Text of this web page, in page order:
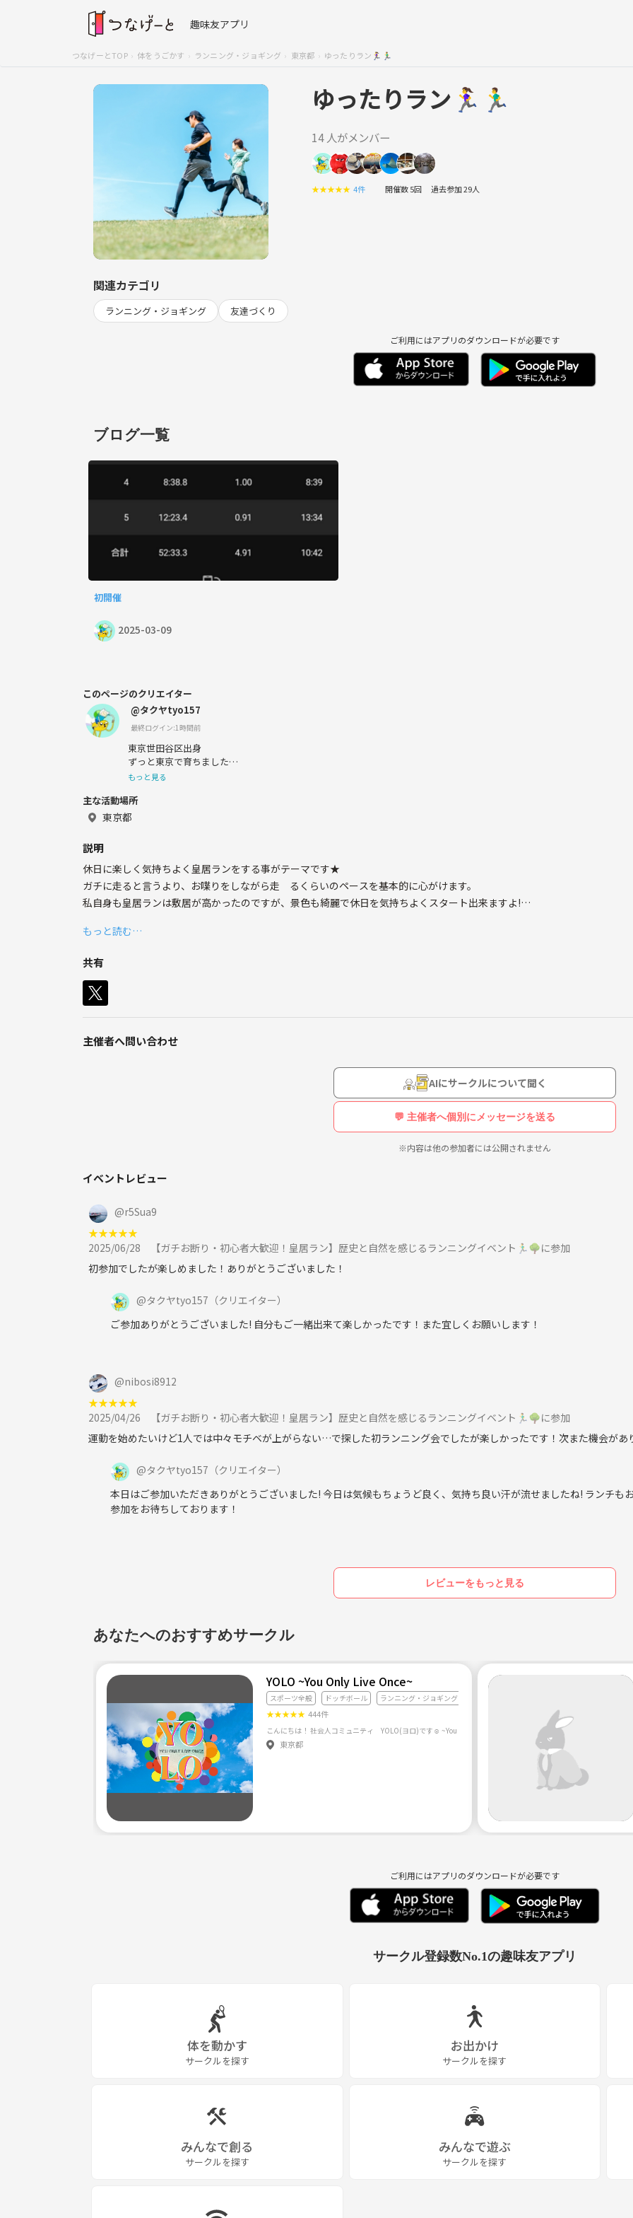
趣味友アプリ
つなげーとTOP 体をうごかす ランニング・ジョギング 東京都 ゆったりラン🏃‍♀️🏃‍♂️
ゆったりラン🏃‍♀️🏃‍♂️
14 人がメンバー
★★★★★ 4件 開催数 5回 過去参加 29人
関連カテゴリ
ランニング・ジョギング 友達づくり
ご利用にはアプリのダウンロードが必要です
ブログ一覧
初開催
2025-03-09
このページのクリエイター
@タクヤtyo157
最終ログイン:1時間前
東京世田谷区出身
ずっと東京で育ちました
都会も自然も好きで好奇心旺盛なタイプです
ロ走ってます🏃
登山イベントの後に1人ハーフマラソン大会したり、フットサルし
◎好きな事
★スポーツ系
◯ハイキング＆低山登山
ZORN、masato hayashi、IO、keiju、ブッダブランド等々
スチャー、ロック系のバンドやpopsやcitypop、jazzも好きで多
◯マンガ、アニメ
◯歴史（幕末。特に新撰組）
◯アート（写真やイラスト、日本画）
◯ファッション
◯海
◯語る事
◯国家資格キャリアコンサルタントに関する学習や知識
もっと見る
主な活動場所
東京都
説明
休日に楽しく気持ちよく皇居ランをする事がテーマです★
ガチに走ると言うより、お喋りをしながら走 るくらいのペースを基本的に心がけます。
私自身も皇居ランは敷居が高かったのですが、景色も綺麗で休日を気持ちよくスタート出来ますよ!
・皇居ランを体験してみたい方
・ランニング好きな知り合いを増やしたい方
等の方に是非ご参加をお待ちしてます！
基本的には参加者の体力によって合わせたいと思いますが、体力が低い方に合わせて休憩や歩く形に柔軟に対応したいと
いです！
私自身は1人でランニングをしていましたが、誰かと緩くランニングする楽しみを知り、広げていきたいと思い活動を思い立
まずは皇居ランを企画していきますが、活動期間が増えてきたら色々企画していきたいと考えています!
もっと読む…
共有
主催者へ問い合わせ
AIにサークルについて聞く
💬 主催者へ個別にメッセージを送る
※内容は他の参加者には公開されません
イベントレビュー
@r5Sua9
★★★★★
2025/06/28
【ガチお断り・初心者大歓迎！皇居ラン】歴史と自然を感じるランニングイベント🏃‍♂️🌳に参加
初参加でしたが楽しめました！ありがとうございました！
@タクヤtyo157 （クリエイター）
ご参加ありがとうございました! 自分もご一緒出来て楽しかったです！また宜しくお願いします！
@nibosi8912
★★★★★
2025/04/26
【ガチお断り・初心者大歓迎！皇居ラン】歴史と自然を感じるランニングイベント🏃‍♂️🌳に参加
運動を始めたいけど1人では中々モチベが上がらない…で探した初ランニング会でしたが楽しかったです！次また機会が
@タクヤtyo157 （クリエイター）
本日はご参加いただきありがとうございました! 今日は気候もちょうど良く、気持ち良い汗が流せましたね! ランチも
参加をお待ちしております！
レビューをもっと見る
あなたへのおすすめサークル
YOLO ~You Only Live Once~
スポーツ全般 ドッチボール ランニング・ジョギング
★★★★★ 444件
東京都
ご利用にはアプリのダウンロードが必要です
サークル登録数No.1の趣味友アプリ
体を動かす
サークルを探す
お出かけ
サークルを探す
みんなで創る
サークルを探す
みんなで遊ぶ
サークルを探す